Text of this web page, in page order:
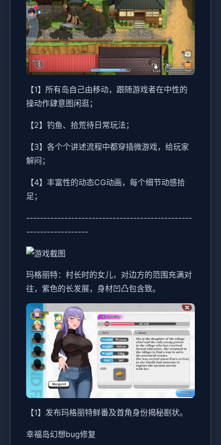
【1】所有岛自己由移动，跟随游戏者在中性的
操动作肆意图闲逛；
【2】钓鱼、拾荒待日常玩法；
【3】各个个讲述流程中都穿插微游戏，给玩家
解闷；
【4】丰富性的动态CG动画，每个细节动感拾
足；
------------------------------------------------
------------------
玛格丽特：村长时的女儿，对边方的范围充满对
往，紫色的长发展，身材凹凸包含致。
【1】发布玛格丽特鲜番及首角身份揭秘剧状。
幸福岛幻想bug修复